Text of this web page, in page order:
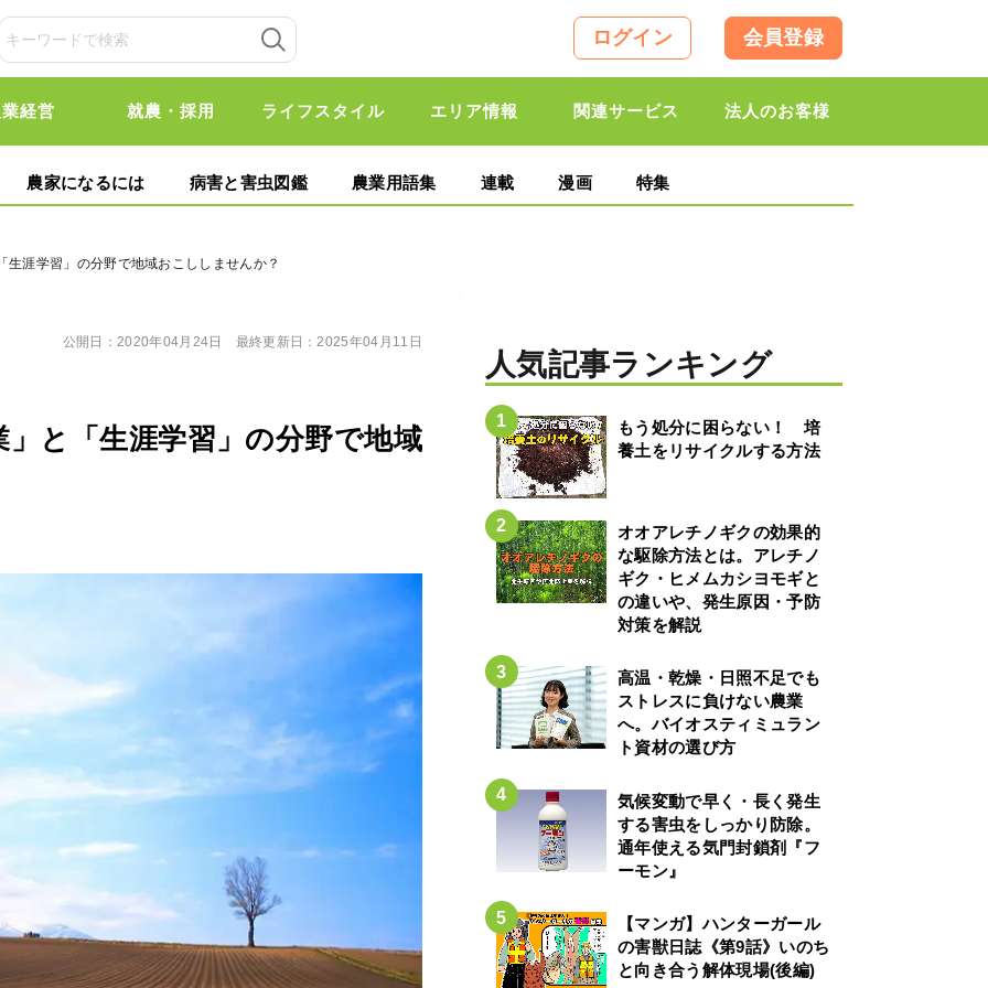
ログイン 会員登録
経営 就農・採用 ライフスタイル エリア情報 関連サービス 法人のお客様
農家になるには 病害と害虫図鑑 農業用語集 連載 漫画 特集
涯学習」の分野で地域おこししませんか？
と「生涯学習」の分野で地域
公開日：2020年04月24日 最終更新日：2025年04月11日
人気記事ランキング
もう処分に困らない！ 培
養土をリサイクルする方法
オオアレチノギクの効果的
な駆除方法とは。アレチノ
ギク・ヒメムカシヨモギと
の違いや、発生原因・予防
対策を解説
高温・乾燥・日照不足でも
ストレスに負けない農業
へ。バイオスティミュラン
ト資材の選び方
気候変動で早く・長く発生
する害虫をしっかり防除。
通年使える気門封鎖剤『フ
ーモン』
【マンガ】ハンターガール
の害獣日誌《第9話》いのち
と向き合う解体現場(後編)